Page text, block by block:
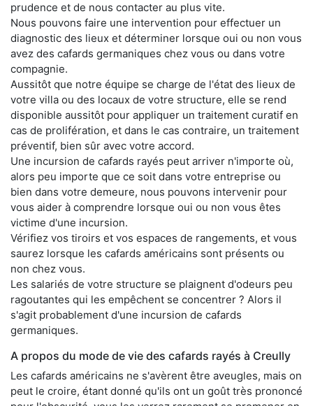
prudence et de nous contacter au plus vite.
Nous pouvons faire une intervention pour effectuer un
diagnostic des lieux et déterminer lorsque oui ou non vous
avez des cafards germaniques chez vous ou dans votre
compagnie.
Aussitôt que notre équipe se charge de l'état des lieux de
votre villa ou des locaux de votre structure, elle se rend
disponible aussitôt pour appliquer un traitement curatif en
cas de prolifération, et dans le cas contraire, un traitement
préventif, bien sûr avec votre accord.
Une incursion de cafards rayés peut arriver n'importe où,
alors peu importe que ce soit dans votre entreprise ou
bien dans votre demeure, nous pouvons intervenir pour
vous aider à comprendre lorsque oui ou non vous êtes
victime d'une incursion.
Vérifiez vos tiroirs et vos espaces de rangements, et vous
saurez lorsque les cafards américains sont présents ou
non chez vous.
Les salariés de votre structure se plaignent d'odeurs peu
ragoutantes qui les empêchent se concentrer ? Alors il
s'agit probablement d'une incursion de cafards
germaniques.
A propos du mode de vie des cafards rayés à Creully
Les cafards américains ne s'avèrent être aveugles, mais on
peut le croire, étant donné qu'ils ont un goût très prononcé